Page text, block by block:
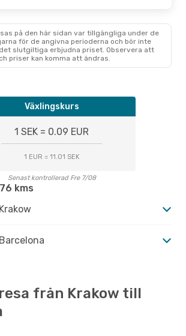
13 Sep.
- Tis 1 Sep.
på den här sidan var tillgängliga under de
för de angivna perioderna och bör inte
slutgiltiga erbjudna priset. Observera att
priser kan komma att ändras.
Växlingskurs
1 SEK = 0.09 EUR
1 EUR = 11.01 SEK
Senast kontrollerad Fre 7/08
kms
från Krakow till